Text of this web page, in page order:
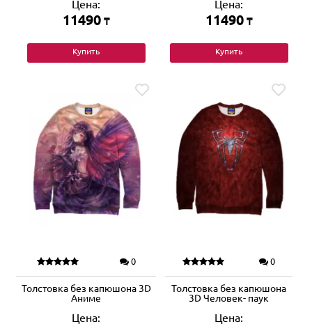
Цена:
11490 ₸
Купить
Цена:
11490 ₸
Купить
0
Толстовка без капюшона 3D
Аниме
Цена:
0
Толстовка без капюшона
3D Человек- паук
Цена: